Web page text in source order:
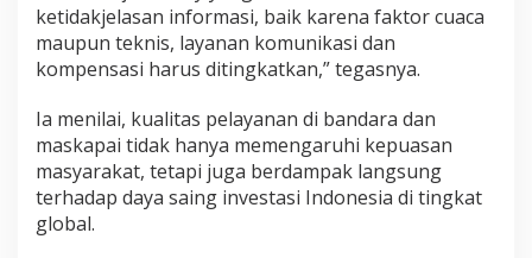
ketidakjelasan informasi, baik karena faktor cuaca
maupun teknis, layanan komunikasi dan
kompensasi harus ditingkatkan,” tegasnya.
Ia menilai, kualitas pelayanan di bandara dan
maskapai tidak hanya memengaruhi kepuasan
masyarakat, tetapi juga berdampak langsung
terhadap daya saing investasi Indonesia di tingkat
global.